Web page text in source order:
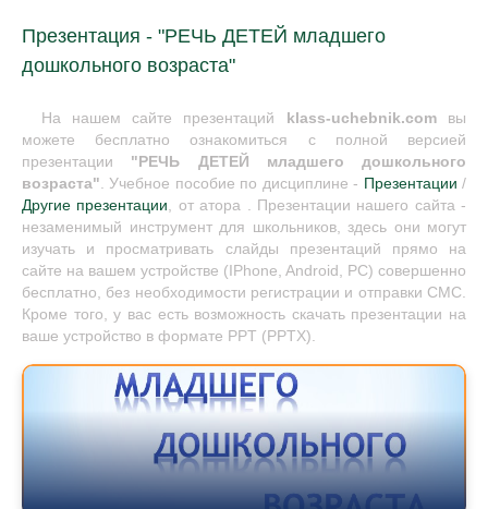
Презентация - "РЕЧЬ ДЕТЕЙ младшего
дошкольного возраста"
На нашем сайте презентаций klass-uchebnik.comвы
можете бесплатно ознакомиться с полной версией
презентации "РЕЧЬ ДЕТЕЙ младшего дошкольного
возраста". Учебное пособие по дисциплине - Презентации /
Другие презентации, от атора . Презентации нашего сайта -
незаменимый инструмент для школьников, здесь они могут
изучать и просматривать слайды презентаций прямо на
сайте на вашем устройстве (IPhone, Android, PC) совершенно
бесплатно, без необходимости регистрации и отправки СМС.
Кроме того, у вас есть возможность скачать презентации на
ваше устройство в формате PPT (PPTX).